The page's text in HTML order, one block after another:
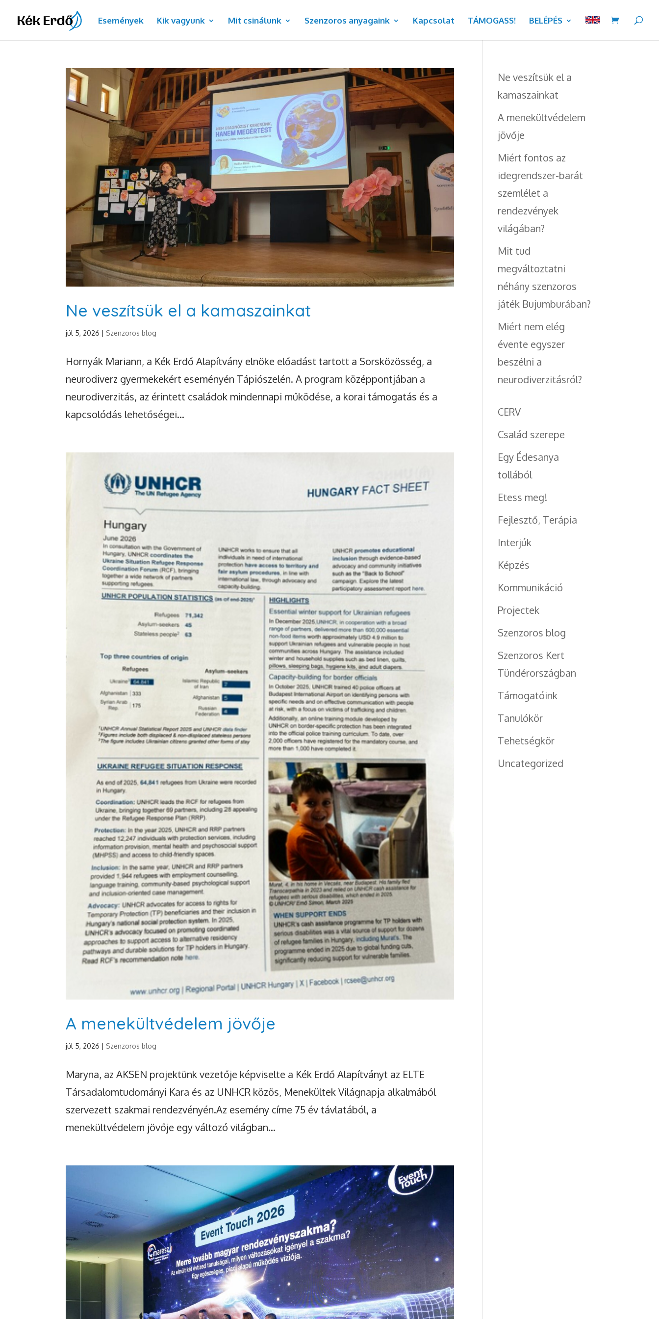
window
Támogasd a
megtapasztalhassa a környezet
idegrendszerre kifejtett támogató
az Aspektus+ Duplázható programja
megduplázza az összeget.
Bővebben
Események Kik vagyunk Mit csinálunk Szenzoros anyagaink Kapcsolat TÁMOGASS! BELÉPÉS
Ne veszítsük el a kamaszainkat
júl 5, 2026 | Szenzoros blog
Hornyák Mariann, a Kék Erdő Alapítvány elnöke előadást tartott a Sorsközösség, a
neurodiverz gyermekekért eseményén Tápiószelén. A program középpontjában a
neurodiverzitás, az érintett családok mindennapi működése, a korai támogatás és a
kapcsolódás lehetőségei...
A menekültvédelem jövője
júl 5, 2026 | Szenzoros blog
Maryna, az AKSEN projektünk vezetője képviselte a Kék Erdő Alapítványt az ELTE
Társadalomtudományi Kara és az UNHCR közös, Menekültek Világnapja alkalmából
szervezett szakmai rendezvényén.Az esemény címe 75 év távlatából, a
menekültvédelem jövője egy változó világban...
Ne veszítsük el a
kamaszainkat
A menekültvédelem
jövője
Miért fontos az
idegrendszer-barát
szemlélet a
rendezvények
világában?
Mit tud
megváltoztatni
néhány szenzoros
játék Bujumburában?
Miért nem elég
évente egyszer
beszélni a
neurodiverzitásról?
CERV
Család szerepe
Egy Édesanya
tollából
Etess meg!
Fejlesztő, Terápia
Interjúk
Képzés
Kommunikáció
Projectek
Szenzoros blog
Szenzoros Kert
Tündérországban
Támogatóink
Tanulókör
Tehetségkör
Uncategorized